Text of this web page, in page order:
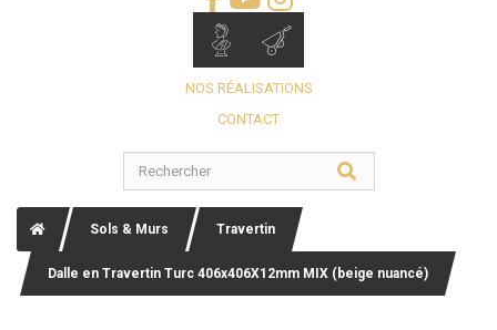
NOS RÉALISATIONS
CONTACT
Sols & Murs Travertin
Dalle en Travertin Turc 406x406X12mm MIX (beige nuancé)